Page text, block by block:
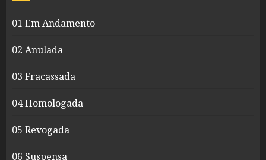
01 Em Andamento
02 Anulada
03 Fracassada
04 Homologada
05 Revogada
06 Suspensa